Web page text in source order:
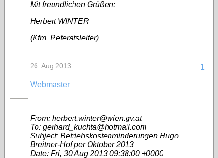
Mit freundlichen Grüßen:
Herbert WINTER
(Kfm. Referatsleiter)
1
26. Aug 2013
Webmaster
From: herbert.winter@wien.gv.at
To: gerhard_kuchta@hotmail.com
Subject: Betriebskostenminderungen Hugo
Breitner-Hof per Oktober 2013
Date: Fri, 30 Aug 2013 09:38:00 +0000